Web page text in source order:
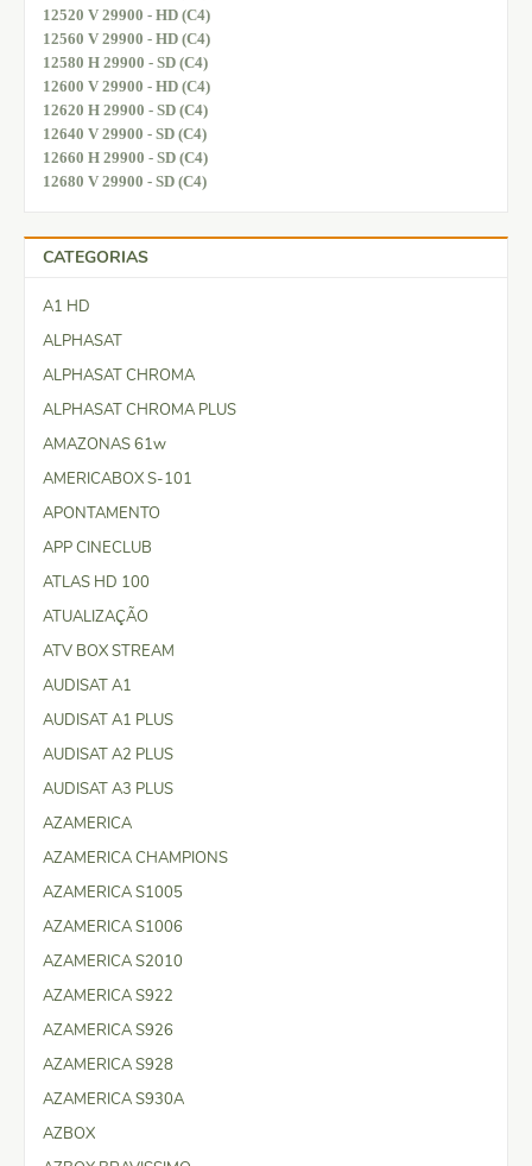
12520 V 29900 - HD (C4)
12560 V 29900 - HD (C4)
12580 H 29900 - SD (C4)
12600 V 29900 - HD (C4)
12620 H 29900 - SD (C4)
12640 V 29900 - SD (C4)
12660 H 29900 - SD (C4)
12680 V 29900 - SD (C4)
CATEGORIAS
A1 HD
ALPHASAT
ALPHASAT CHROMA
ALPHASAT CHROMA PLUS
AMAZONAS 61w
AMERICABOX S-101
APONTAMENTO
APP CINECLUB
ATLAS HD 100
ATUALIZAÇÃO
ATV BOX STREAM
AUDISAT A1
AUDISAT A1 PLUS
AUDISAT A2 PLUS
AUDISAT A3 PLUS
AZAMERICA
AZAMERICA CHAMPIONS
AZAMERICA S1005
AZAMERICA S1006
AZAMERICA S2010
AZAMERICA S922
AZAMERICA S926
AZAMERICA S928
AZAMERICA S930A
AZBOX